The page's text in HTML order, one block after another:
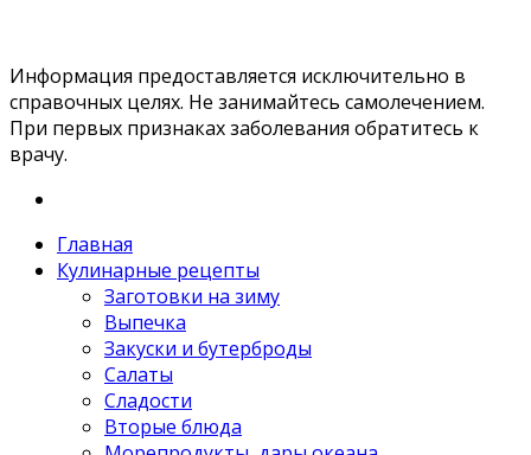
Информация предоставляется исключительно в
справочных целях. Не занимайтесь самолечением.
При первых признаках заболевания обратитесь к
врачу.
Главная
Кулинарные рецепты
Заготовки на зиму
Выпечка
Закуски и бутерброды
Салаты
Сладости
Вторые блюда